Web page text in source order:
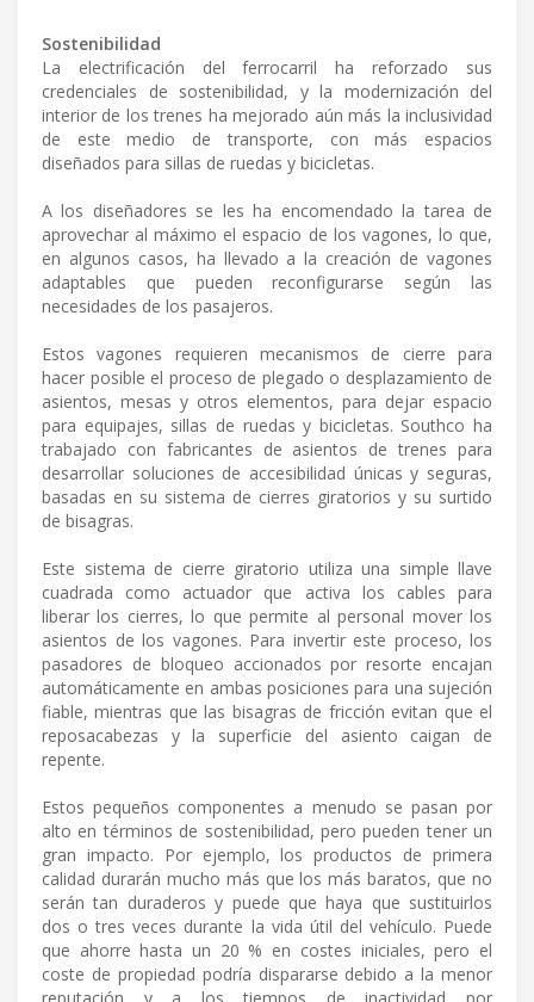
Sostenibilidad
La electrificación del ferrocarril ha reforzado sus
credenciales de sostenibilidad, y la modernización del
interior de los trenes ha mejorado aún más la inclusividad
de este medio de transporte, con más espacios
diseñados para sillas de ruedas y bicicletas.
A los diseñadores se les ha encomendado la tarea de
aprovechar al máximo el espacio de los vagones, lo que,
en algunos casos, ha llevado a la creación de vagones
adaptables que pueden reconfigurarse según las
necesidades de los pasajeros.
Estos vagones requieren mecanismos de cierre para
hacer posible el proceso de plegado o desplazamiento de
asientos, mesas y otros elementos, para dejar espacio
para equipajes, sillas de ruedas y bicicletas. Southco ha
trabajado con fabricantes de asientos de trenes para
desarrollar soluciones de accesibilidad únicas y seguras,
basadas en su sistema de cierres giratorios y su surtido
de bisagras.
Este sistema de cierre giratorio utiliza una simple llave
cuadrada como actuador que activa los cables para
liberar los cierres, lo que permite al personal mover los
asientos de los vagones. Para invertir este proceso, los
pasadores de bloqueo accionados por resorte encajan
automáticamente en ambas posiciones para una sujeción
fiable, mientras que las bisagras de fricción evitan que el
reposacabezas y la superficie del asiento caigan de
repente.
Estos pequeños componentes a menudo se pasan por
alto en términos de sostenibilidad, pero pueden tener un
gran impacto. Por ejemplo, los productos de primera
calidad durarán mucho más que los más baratos, que no
serán tan duraderos y puede que haya que sustituirlos
dos o tres veces durante la vida útil del vehículo. Puede
que ahorre hasta un 20 % en costes iniciales, pero el
coste de propiedad podría dispararse debido a la menor